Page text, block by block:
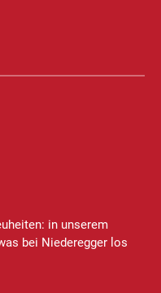
in unserem
bei Niederegger los